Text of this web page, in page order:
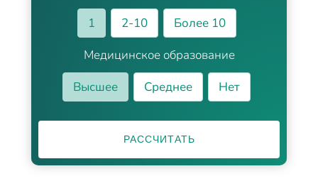
1
2-10
Более 10
Медицинское образование
Высшее
Среднее Нет
РАССЧИТАТЬ